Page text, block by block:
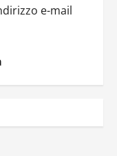
e-mail